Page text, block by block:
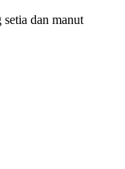
dan manut